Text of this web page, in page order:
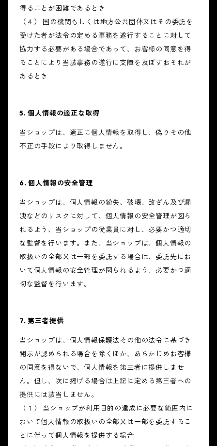
得ることが困難であるとき
（４） 国の機関もしくは地方公共団体又はその委託を
受けた者が法令の定める事務を遂行することに対して
協力する必要がある場合であって、お客様の同意を得
ることにより当該事務の遂行に支障を及ぼすおそれが
あるとき
5. 個人情報の適正な取得
当ショップは、適正に個人情報を取得し、偽りその他
不正の手段により取得しません。
6. 個人情報の安全管理
当ショップは、個人情報の紛失、破壊、改ざん及び漏
洩などのリスクに対して、個人情報の安全管理が図ら
れるよう、当ショップの従業員に対し、必要かつ適切
な監督を行います。また、当ショップは、個人情報の
取扱いの全部又は一部を委託する場合は、委託先にお
いて個人情報の安全管理が図られるよう、必要かつ適
切な監督を行います。
7. 第三者提供
当ショップは、個人情報保護法その他の法令に基づき
開示が認められる場合を除くほか、あらかじめお客様
の同意を得ないで、個人情報を第三者に提供しませ
ん。但し、次に掲げる場合は上記に定める第三者への
提供には該当しません。
（１） 当ショップが利用目的の達成に必要な範囲内に
おいて個人情報の取扱いの全部又は一部を委託するこ
とに伴って個人情報を提供する場合